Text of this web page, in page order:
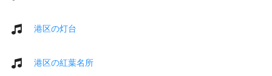
港区の灯台
港区の紅葉名所